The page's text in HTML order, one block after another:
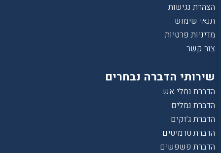
הצהרת נגישות
תנאי שימוש
מדיניות פרטיות
צור קשר
שירותי הדברה נבחרים
הדברת נמלי אש
הדברת נמלים
הדברת ג’וקים
הדברת טרמיטים
הדברת פשפשים